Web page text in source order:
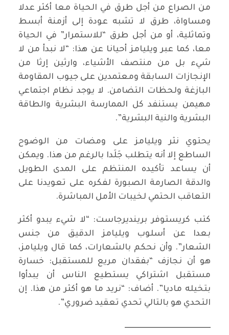
من الصراع من أجل طرق في الحياة معا أكثر عدلا
ومساواة، طرق لا تشبه عودة إلى أزمنة أبسط
وتماثلية، أو من أجل طرق “للاستمرار” في الحياة
معا، كما عبر ويليامز أحيانا عن هذا: “لا نبدأ من لا
شيء بل من منتصف الأشياء، وارثين إرثا من
الإنجازات السابقة ومعتمدين على جيوب المقاومة
البازغة ولحظات التضامن. لا يوجد نظام اجتماعي
مهيمن يستنفد كل الممارسة البشرية والطاقة
البشرية والنية البشرية”.
يحتوي نثر ويليامز على ومضات من الوضوح
الساطع إلا أنه يتطلب جَلَدا بالرغم من هذا. ويمكن
أن يساعد تأكيده المنتظم على المدى الطويل
والدقة الصارمة الصبورة لفكره على تعويدنا على
التعاقب الحتمي لخيبات الأمل المباشرة.
كتب كريستوفر برينديرجاست: “لا شيء يبدو أكثر
بعدا عن أسلوب ويليامز الدقيق من جنس
الشعار”. وأن نحكم بالشعارات، كما قال ويليامز،
هو أن نجازف “بفقدان مريع للمستقبل: خسارة
مستقبل اشتراكي يستطيع الناس أن يبدأوا
بتخيله ماديا”. أضاف: “نريد ما هو أكثر من هذا. إن
التحدي هو بالتالي تحدي تعقيد ضروري”.
ــــــــــــــــــــــــــــــــــــــــــــــــــــــــ